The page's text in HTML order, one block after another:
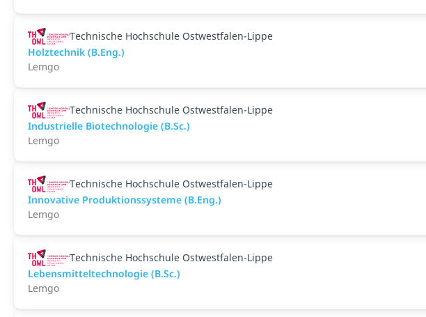
Technische Hochschule Ostwestfalen-Lippe
Holztechnik (B.Eng.)
Lemgo
Technische Hochschule Ostwestfalen-Lippe
Industrielle Biotechnologie (B.Sc.)
Lemgo
Technische Hochschule Ostwestfalen-Lippe
Innovative Produktionssysteme (B.Eng.)
Lemgo
Technische Hochschule Ostwestfalen-Lippe
Lebensmitteltechnologie (B.Sc.)
Lemgo